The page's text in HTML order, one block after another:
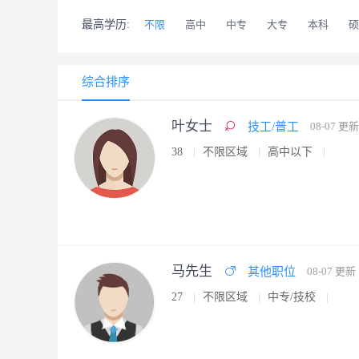
最高学历: 不限 高中 中专 大专 本科
综合排序
叶女士 技工/普工 08-07 更新
38 不限区域 高中以下
马先生 其他职位 08-07 更新
27 不限区域 中专/技校